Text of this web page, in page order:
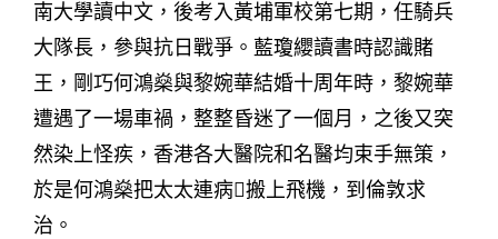
南大學讀中文，後考入黃埔軍校第七期，任騎兵
大隊長，參與抗日戰爭。藍瓊纓讀書時認識賭
王，剛巧何鴻燊與黎婉華結婚十周年時，黎婉華
遭遇了一場車禍，整整昏迷了一個月，之後又突
然染上怪疾，香港各大醫院和名醫均束手無策，
於是何鴻燊把太太連病搬上飛機，到倫敦求
治。